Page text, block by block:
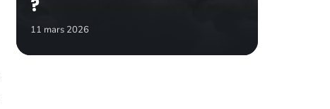
?
11 mars 2026